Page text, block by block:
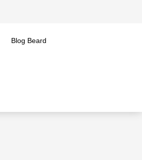
Blog Beard